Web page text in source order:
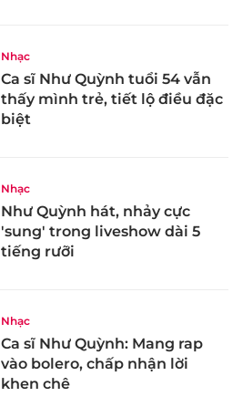
Nhạc
Ca sĩ Như Quỳnh tuổi 54 vẫn
thấy mình trẻ, tiết lộ điều đặc
biệt
Nhạc
Như Quỳnh hát, nhảy cực
'sung' trong liveshow dài 5
tiếng rưỡi
Nhạc
Ca sĩ Như Quỳnh: Mang rap
vào bolero, chấp nhận lời
khen chê